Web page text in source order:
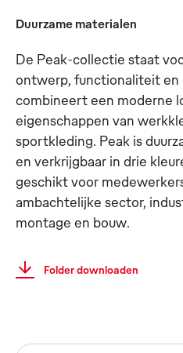
Duurzame materialen
De Peak-collectie staat
ontwerp, functionaliteit en
combineert een moderne
eigenschappen van
sportkleding. Peak is
en verkrijgbaar in drie
geschikt voor
ambachtelijke sector,
montage en bouw.
Folder downloaden